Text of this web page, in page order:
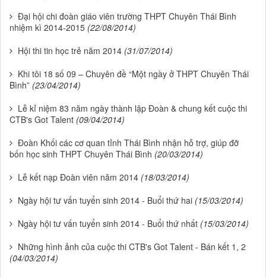
Đại hội chi đoàn giáo viên trường THPT Chuyên Thái Bình
nhiệm kì 2014-2015 (22/08/2014)
Hội thi tin học trẻ năm 2014 (31/07/2014)
Khi tôi 18 số 09 – Chuyên đề “Một ngày ở THPT Chuyên Thái
Bình” (23/04/2014)
Lễ kỉ niệm 83 năm ngày thành lập Đoàn & chung kết cuộc thi
CTB's Got Talent (09/04/2014)
Đoàn Khối các cơ quan tỉnh Thái Bình nhận hỗ trợ, giúp đỡ
bốn học sinh THPT Chuyên Thái Bình (20/03/2014)
Lễ kết nạp Đoàn viên năm 2014 (18/03/2014)
Ngày hội tư vấn tuyển sinh 2014 - Buổi thứ hai (15/03/2014)
Ngày hội tư vấn tuyển sinh 2014 - Buổi thứ nhất (15/03/2014)
Những hình ảnh của cuộc thi CTB's Got Talent - Bán kết 1, 2
(04/03/2014)